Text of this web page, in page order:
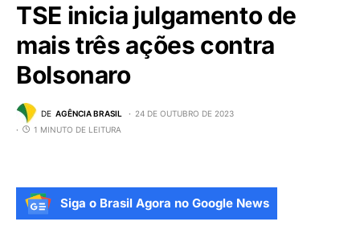
TSE inicia julgamento de
mais três ações contra
Bolsonaro
DE AGÊNCIA BRASIL
24 DE OUTUBRO DE 2023
1 MINUTO DE LEITURA
Siga o Brasil Agora no Google News